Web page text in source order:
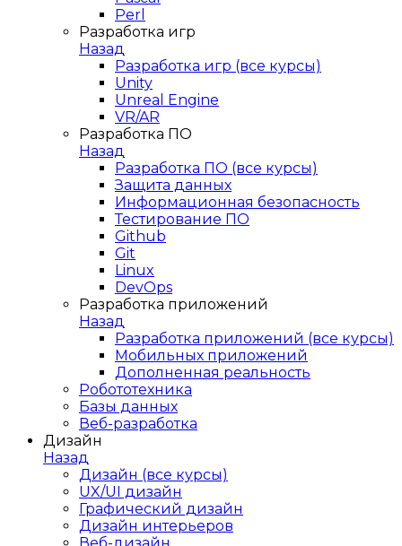
Perl
Разработка игр
Назад
Разработка игр (все курсы)
Unity
Unreal Engine
VR/AR
Разработка ПО
Назад
Разработка ПО (все курсы)
Защита данных
Информационная безопасность
Тестирование ПО
Github
Git
Linux
DevOps
Разработка приложений
Назад
Разработка приложений (все курсы)
Мобильных приложений
Дополненная реальность
Робототехника
Базы данных
Веб-разработка
Дизайн
Назад
Дизайн (все курсы)
UX/UI дизайн
Графический дизайн
Дизайн интерьеров